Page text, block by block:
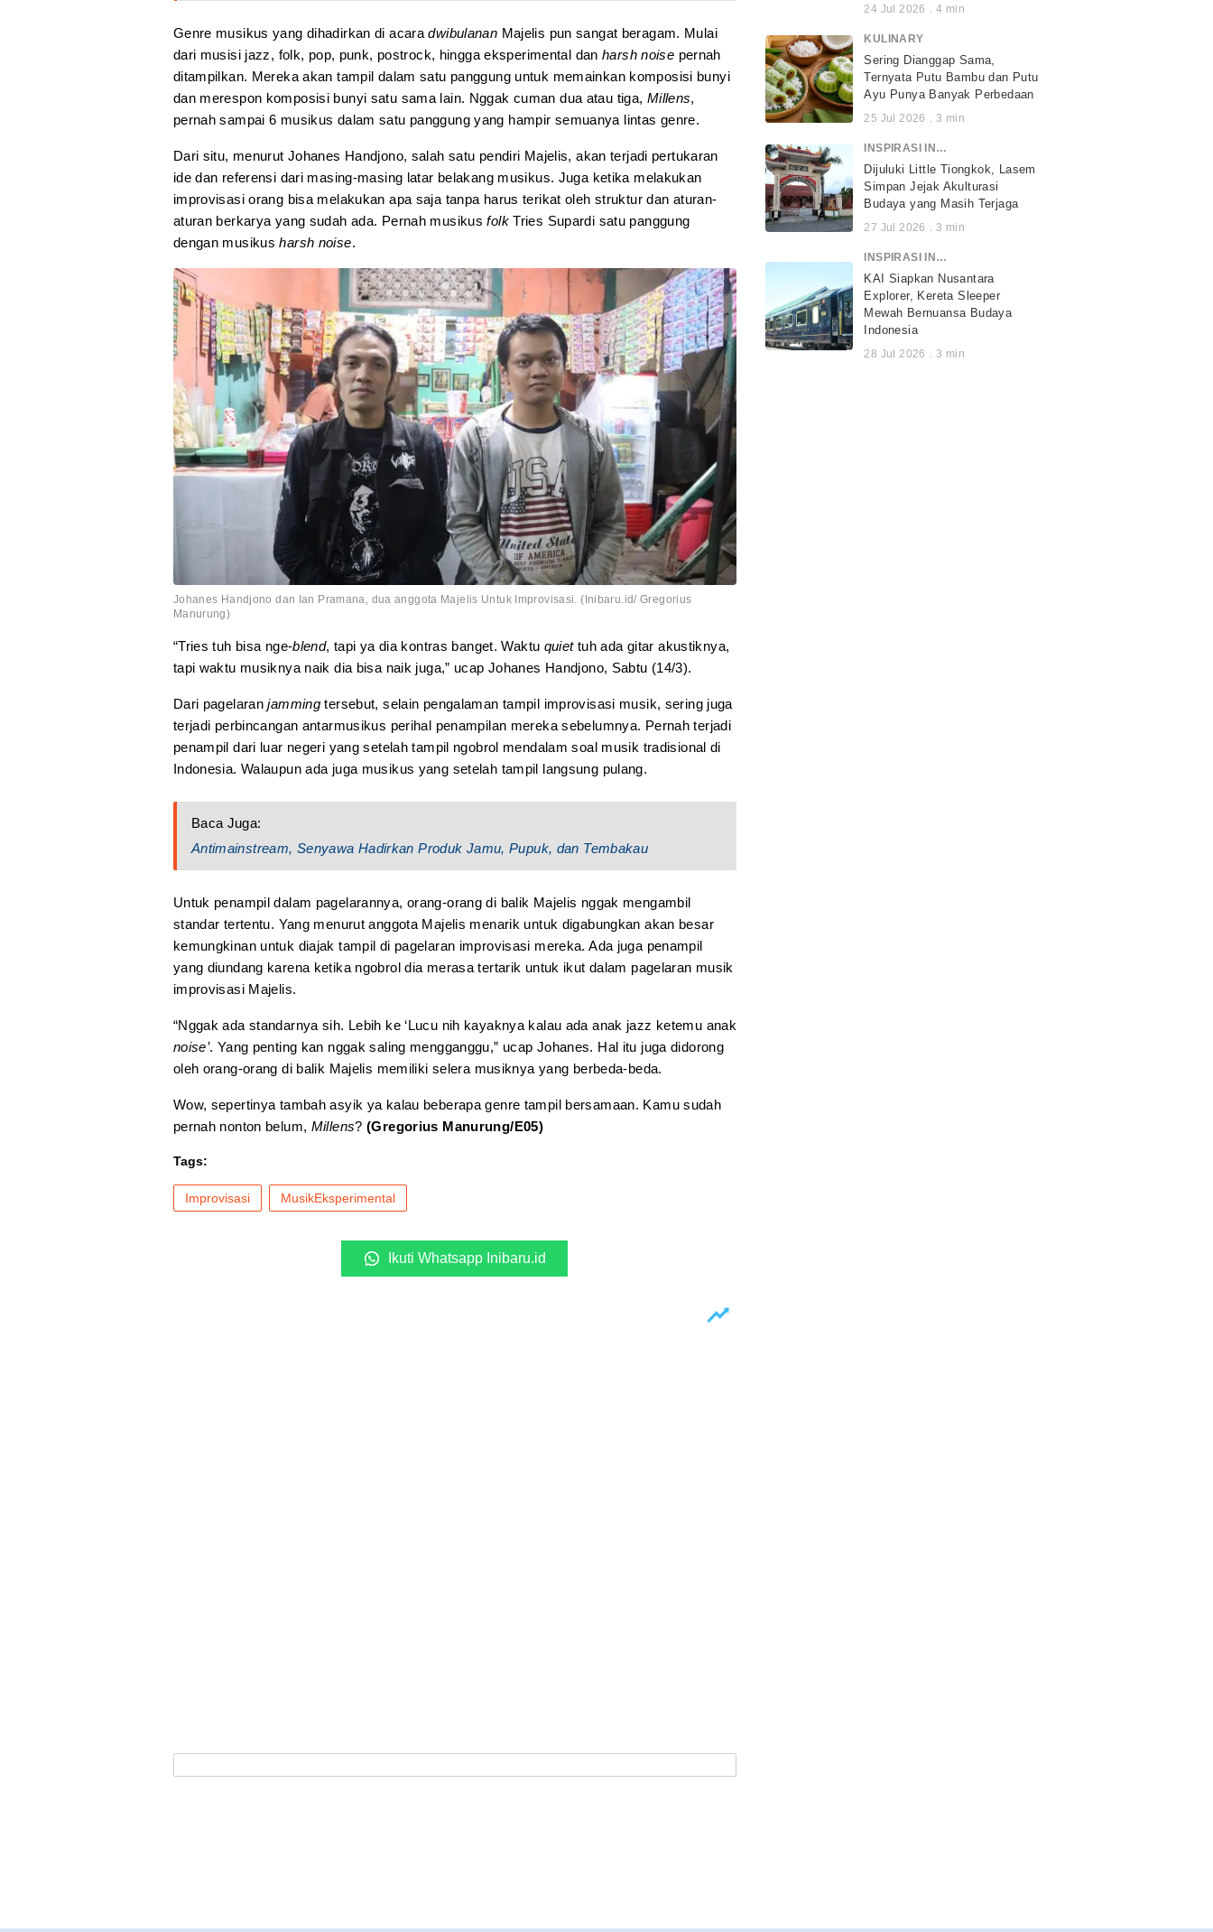
Genre musikus yang dihadirkan di acaradwibulanan Majelis pun sangat beragam. Mulai
dari musisi jazz, folk, pop, punk, postrock, hingga eksperimental danharsh noise pernah
ditampilkan. Mereka akan tampil dalam satu panggung untuk memainkan komposisi bunyi
dan merespon komposisi bunyi satu sama lain. Nggak cuman dua atau tiga, Millens,
pernah sampai 6 musikus dalam satu panggung yang hampir semuanya lintas genre.
Dari situ, menurut Johanes Handjono, salah satu pendiri Majelis, akan terjadi pertukaran
ide dan referensi dari masing-masing latar belakang musikus. Juga ketika melakukan
improvisasi orang bisa melakukan apa saja tanpa harus terikat oleh struktur dan aturan-
aturan berkarya yang sudah ada. Pernah musikusfolkTries Supardi satu panggung
dengan musikusharsh noise.
Johanes Handjono dan Ian Pramana, dua anggota Majelis Untuk Improvisasi. (Inibaru.id/ Gregorius
Manurung)
“Tries tuh bisa nge-blend, tapi ya dia kontras banget. Waktu quiettuh ada gitar akustiknya,
tapi waktu musiknya naik dia bisa naik juga,” ucap Johanes Handjono, Sabtu (14/3).
Dari pagelaranjamming tersebut, selain pengalaman tampil improvisasi musik, sering juga
terjadi perbincangan antarmusikus perihal penampilan mereka sebelumnya. Pernah terjadi
penampil dari luar negeri yang setelah tampil ngobrol mendalam soal musik tradisional di
Indonesia. Walaupun ada juga musikus yang setelah tampil langsung pulang.
Baca Juga:
Antimainstream, Senyawa Hadirkan Produk Jamu, Pupuk, dan Tembakau
Untuk penampil dalam pagelarannya, orang-orang di balik Majelis nggak mengambil
standar tertentu. Yang menurut anggota Majelis menarik untuk digabungkan akan besar
kemungkinan untuk diajak tampil di pagelaran improvisasi mereka. Ada juga penampil
yang diundang karena ketika ngobrol dia merasa tertarik untuk ikut dalam pagelaran musik
improvisasi Majelis.
“Nggak ada standarnya sih. Lebih ke ‘Lucu nih kayaknya kalau ada anak jazz ketemu anak
noise’. Yang penting kan nggak saling mengganggu,” ucap Johanes. Hal itu juga didorong
oleh orang-orang di balik Majelis memiliki selera musiknya yang berbeda-beda.
Wow, sepertinya tambah asyik ya kalau beberapa genre tampil bersamaan. Kamu sudah
pernah nonton belum, Millens?(Gregorius Manurung/E05)
Tags:
Improvisasi MusikEksperimental
Ikuti Whatsapp Inibaru.id
24 Jul 2026 . 4 min
KULINARY
Sering Dianggap Sama,
Ternyata Putu Bambu dan Putu
Ayu Punya Banyak Perbedaan
25 Jul 2026 . 3 min
INSPIRASI INDONESIA
Dijuluki Little Tiongkok, Lasem
Simpan Jejak Akulturasi
Budaya yang Masih Terjaga
27 Jul 2026 . 3 min
INSPIRASI INDONESIA
KAI Siapkan Nusantara
Explorer, Kereta Sleeper
Mewah Bernuansa Budaya
Indonesia
28 Jul 2026 . 3 min